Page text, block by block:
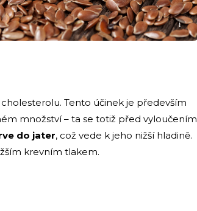
i
Tento účinek je především
množství – ta se totiž před vyloučením
do jater, což vede k jeho nižší hladině.
krevním tlakem.